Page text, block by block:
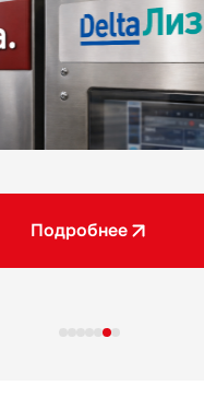
Подробнее